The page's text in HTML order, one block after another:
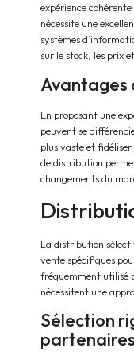
expérience
nécessite une
systèmes
sur le stock, les prix
Avantages
En proposant une
peuvent se
plus vaste et
de distribution
changements du
La distribution
vente spécifiques
fréquemment utilisé
nécessitent une
Sélection
partenaires